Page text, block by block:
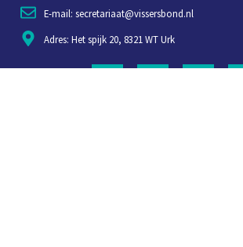
E-mail: secretariaat@vissersbond.nl
Adres: Het spijk 20, 8321 WT Urk